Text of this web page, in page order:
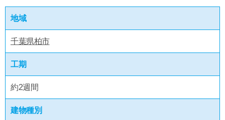
地域
千葉県柏市
工期
約2週間
建物種別